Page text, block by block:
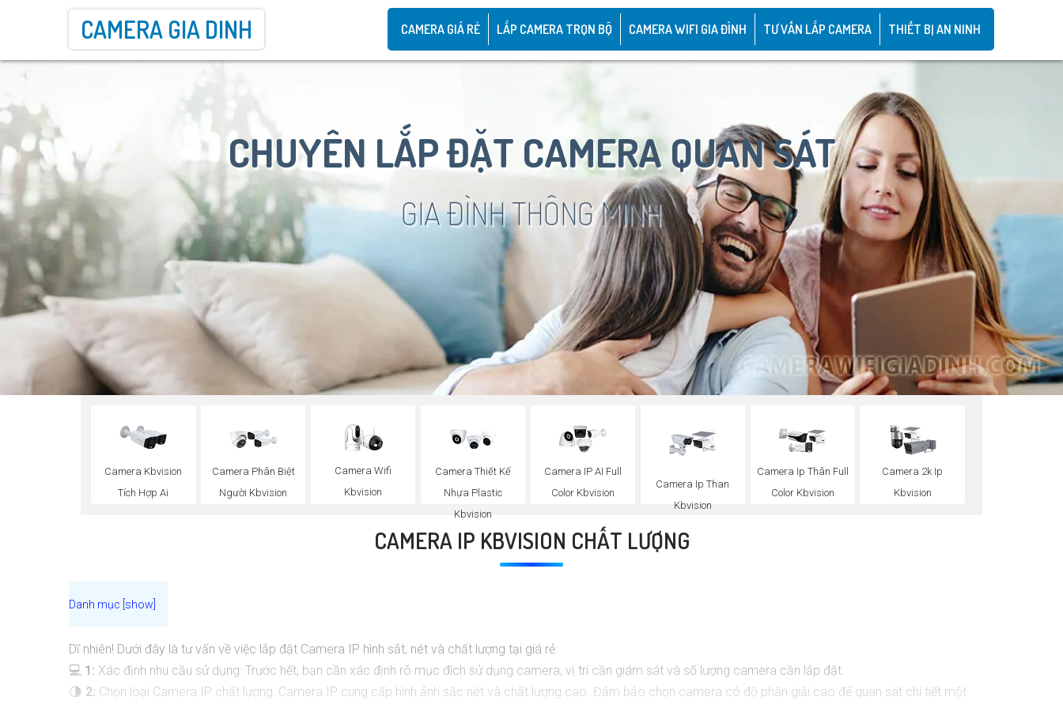
CAMERA GIA DINH CAMERA GIÁ RẺ LẮP CAMERA TRỌN BỘ CAMERA WIFI GIA ĐÌNH TƯ VẤN LẮP CAMERA THIẾT BỊ AN NINH
CHUYÊN LẮP ĐẶT CAMERA QUAN SÁT
GIA ĐÌNH THÔNG MINH
Camera Kbvision
Tích Hợp Ai
Camera Phân Biệt
Người Kbvision
Camera Wifi
Kbvision
Camera Thiết Kế
Nhựa Plastic
Kbvision
Camera IP AI Full
Color Kbvision
Camera Ip Than
Kbvision
Camera Ip Thân Full
Color Kbvision
Camera 2k Ip
Kbvision
CAMERA IP KBVISION CHẤT LƯỢNG
Dĩ nhiên! Dưới đây là tư vấn về việc lắp đặt Camera IP hình sắt, nét và chất lượng tại giá rẻ:
💻 1: Xác định nhu cầu sử dụng: Trước hết, bạn cần xác định rõ mục đích sử dụng camera, vị trí cần giám sát và số lượng camera cần lắp đặt.
🌗 2: Chọn loại Camera IP chất lượng: Camera IP cung cấp hình ảnh sắc nét và chất lượng cao. Đảm bảo chọn camera có độ phân giải cao để quan sát chi tiết một